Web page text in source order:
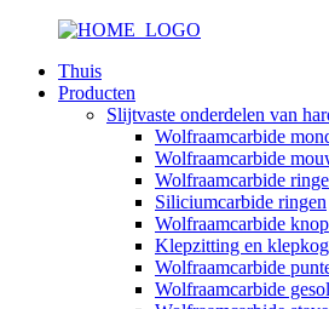
Thuis
Producten
Slijtvaste onderdelen van
Wolfraamcarbide
Wolfraamcarbide
Wolfraamcarbide
Siliciumcarbide ringen
Wolfraamcarbide
Klepzitting en
Wolfraamcarbide
Wolfraamcarbide